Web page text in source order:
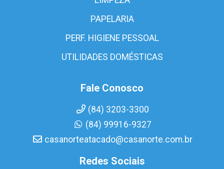
PAPELARIA
PERF. HIGIENE PESSOAL
UTILIDADES DOMÉSTICAS
Fale Conosco
(84) 3203-3300
(84) 99916-9327
casanorteatacado@casanorte.com.br
Redes Sociais